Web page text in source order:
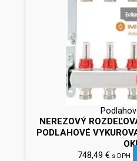
NEREZOVÝ
PODLAHOVÉ
748,49 € s DPH